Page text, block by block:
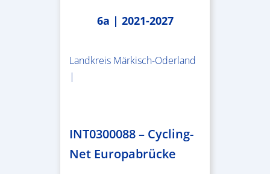
6a | 2021-2027
Landkreis Märkisch-Oderland
|
INT0300088 – Cycling-
Net Europabrücke